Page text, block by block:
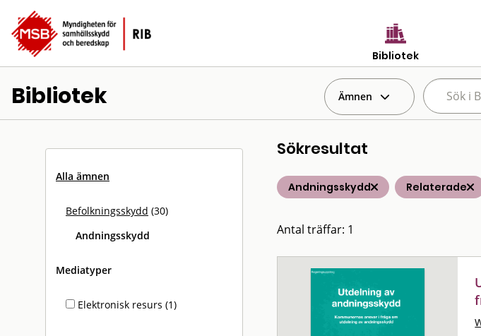
Bibliotek
Bibliotek Ämnen
Alla ämnen
Befolkningsskydd (30)
Andningsskydd
Mediatyper
Elektronisk resurs (1)
Sökresultat
Andningsskydd Relaterade
Antal träffar: 1